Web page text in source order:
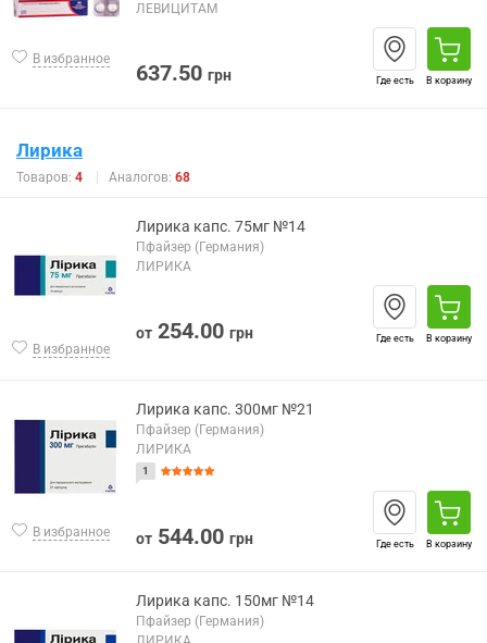
В избранное
ЛЕВИЦИТАМ
637.50 грн Где есть В корзину
Лирика
Товаров: 4 Аналогов: 68
В избранное
Лирика капс. 75мг №14
Пфайзер (Германия)
ЛИРИКА
от 254.00 грн Где есть В корзину
В избранное
Лирика капс. 300мг №21
Пфайзер (Германия)
ЛИРИКА
1
от 544.00 грн Где есть В корзину
Лирика капс. 150мг №14
Пфайзер (Германия)